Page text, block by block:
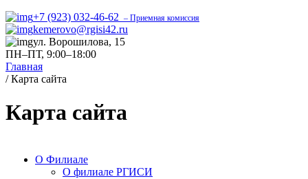
+7 (923) 032-46-62 – Приемная комиссия
kemerovo@rgisi42.ru
ул. Ворошилова, 15
ПН–ПТ, 9:00–18:00
Главная
/ Карта сайта
Карта сайта
О Филиале
О филиале РГИСИ